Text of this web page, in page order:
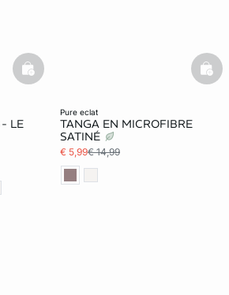
- LE
basketfull
pure eclat
TANGA EN MICROFIBRE
SATINÉ
€ 5,99€ 14,99